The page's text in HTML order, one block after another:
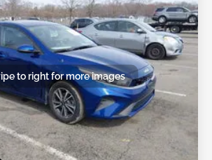
to right for more images